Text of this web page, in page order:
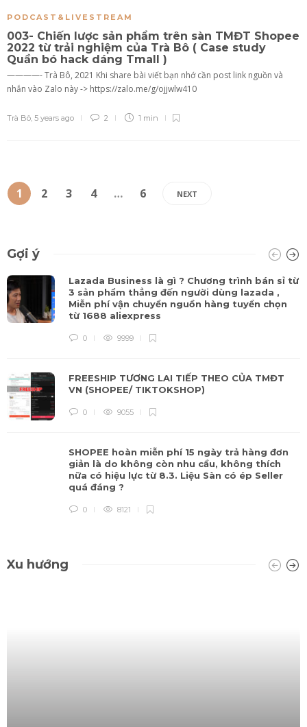
PODCAST&LIVESTREAM
003- Chiến lược sản phẩm trên sàn TMĐT Shopee
2022 từ trải nghiệm của Trà Bô ( Case study
Quần bó hack dáng Tmall )
————- Trà Bô, 2021 Khi share bài viết bạn nhớ cần post link nguồn và
nhắn vào Zalo này -> https://zalo.me/g/ojjwlw410
Trà Bô 5 years ago 2 1 min
1 2 3 4 … 6 NEXT
Gợi ý
Lazada Business là gì ? Chương trình bán sỉ từ
3 sản phẩm thẳng đến người dùng lazada ,
Miễn phí vận chuyển nguồn hàng tuyển chọn
từ 1688 aliexpress
0 9999
FREESHIP TƯƠNG LAI TIẾP THEO CỦA TMĐT
VN (SHOPEE/ TIKTOKSHOP)
0 9055
SHOPEE hoàn miễn phí 15 ngày trả hàng đơn
giản là do không còn nhu cầu, không thích
nữa có hiệu lực từ 8.3. Liệu Sàn có ép Seller
quá đáng ?
0 8121
Xu hướng